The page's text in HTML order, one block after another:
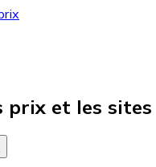
prix et les sites